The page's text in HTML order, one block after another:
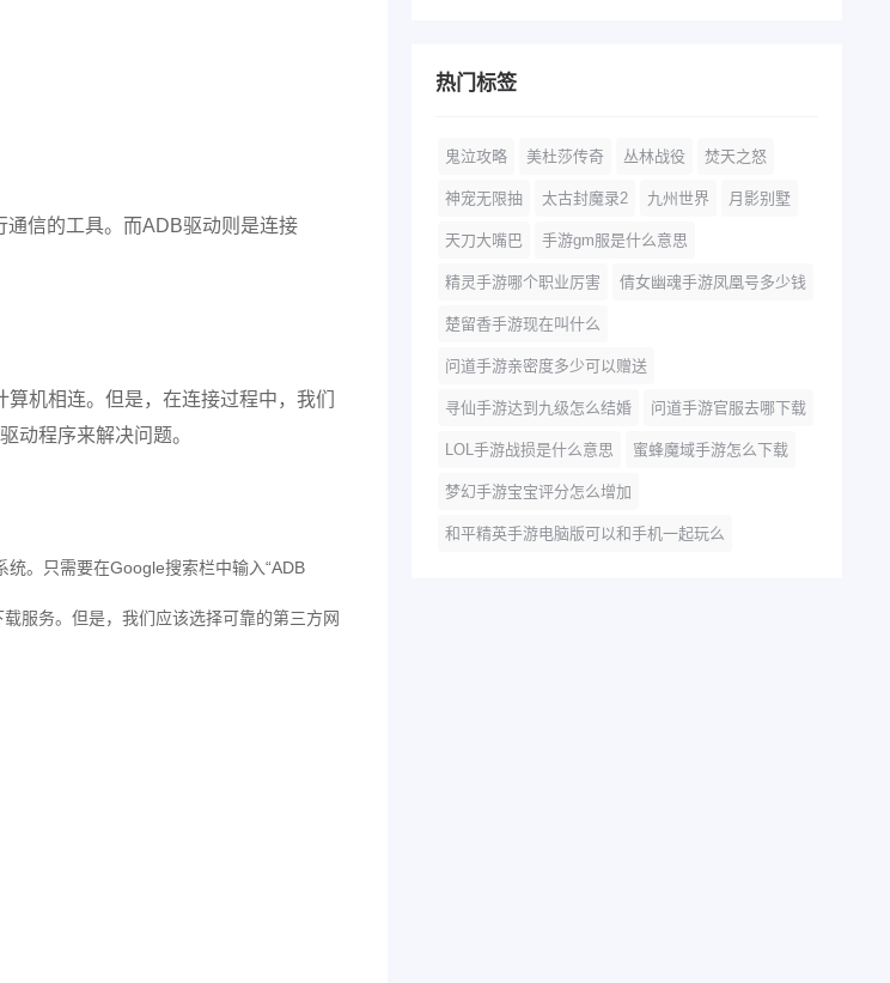
信的工具。而ADB驱动则是连接
机相连。但是，在连接过程中，我们
动程序来解决问题。
。只需要在Google搜索栏中输入“ADB
服务。但是，我们应该选择可靠的第三方网
热门标签
鬼泣攻略 美杜莎传奇 丛林战役 焚天之怒
神宠无限抽 太古封魔录2 九州世界 月影别墅
天刀大嘴巴 手游gm服是什么意思
精灵手游哪个职业厉害 倩女幽魂手游凤凰号多少钱
楚留香手游现在叫什么
问道手游亲密度多少可以赠送
寻仙手游达到九级怎么结婚 问道手游官服去哪下载
LOL手游战损是什么意思 蜜蜂魔域手游怎么下载
梦幻手游宝宝评分怎么增加
和平精英手游电脑版可以和手机一起玩么